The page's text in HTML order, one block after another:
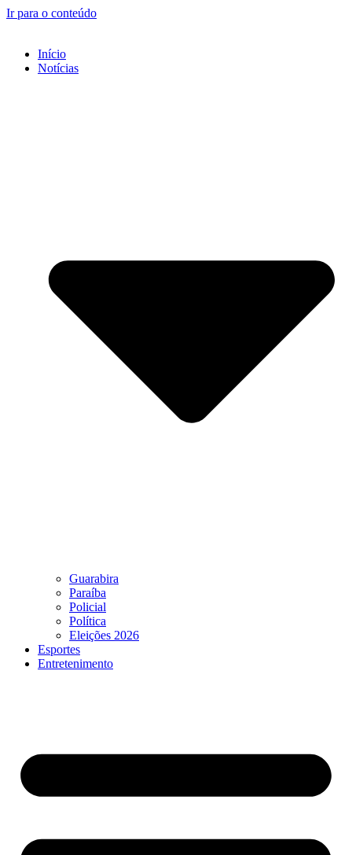
Ir para o conteúdo
Início
Notícias
Guarabira
Paraíba
Policial
Política
Eleições 2026
Esportes
Entretenimento